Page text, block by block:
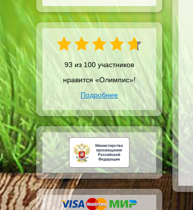
93 из 100 участников
нравится «Олимпис»!
Подробнее